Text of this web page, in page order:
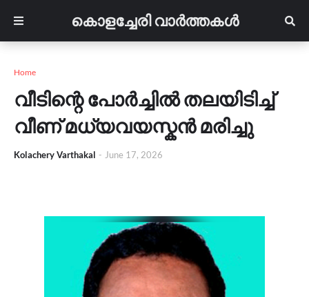
കൊളച്ചേരി വാർത്തകൾ
Home
വീടിന്റെ പോർച്ചിൽ തലയിടിച്ച്
വീണ് മധ്യവയസ്കൻ മരിച്ചു
Kolachery Varthakal - June 17, 2026